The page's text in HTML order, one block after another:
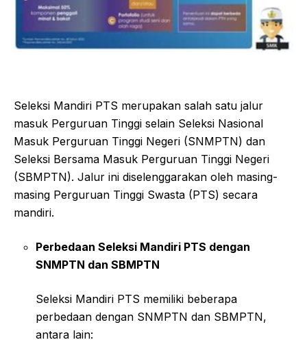
Seleksi Mandiri PTS merupakan salah satu jalur
masuk Perguruan Tinggi selain Seleksi Nasional
Masuk Perguruan Tinggi Negeri (SNMPTN) dan
Seleksi Bersama Masuk Perguruan Tinggi Negeri
(SBMPTN). Jalur ini diselenggarakan oleh masing-
masing Perguruan Tinggi Swasta (PTS) secara
mandiri.
Perbedaan Seleksi Mandiri PTS dengan
SNMPTN dan SBMPTN
Seleksi Mandiri PTS memiliki beberapa
perbedaan dengan SNMPTN dan SBMPTN,
antara lain: